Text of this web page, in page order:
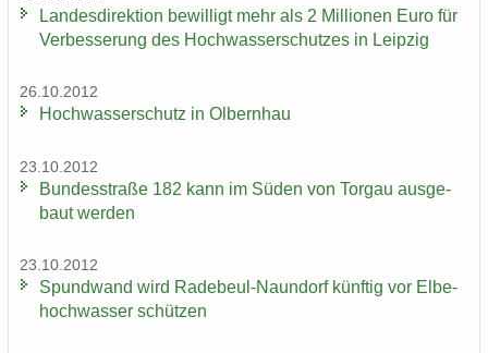
Lan­des­di­rek­ti­on be­wil­ligt mehr als 2 Mil­lio­nen Euro für
Ver­bes­se­rung des Hoch­was­ser­schut­zes in Leip­zig
26.10.2012
Hoch­was­ser­schutz in Ol­bern­hau
23.10.2012
Bun­des­stra­ße 182 kann im Süden von Tor­gau aus­ge­
baut wer­den
23.10.2012
Spund­wand wird Radebeul-​Naundorf künf­tig vor El­be­
hoch­was­ser schüt­zen